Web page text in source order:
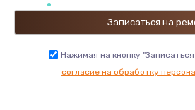
Нажимая на кнопку
согласие на обработку